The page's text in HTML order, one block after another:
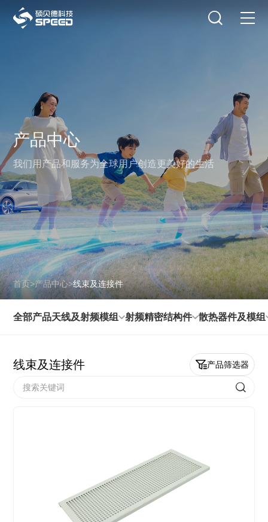
解决方案
创新与技术
智能制造
可持续发展
关于我们
投资者关系
选择语言 在线咨询
产品中心
我们用产品和服务为全球用户创造更美好的生活
首页>产品中心>线束及连接件
全部产品天线及射频模组 射频精密结构件 散热器件及模组
线束及连接件 产品筛选器